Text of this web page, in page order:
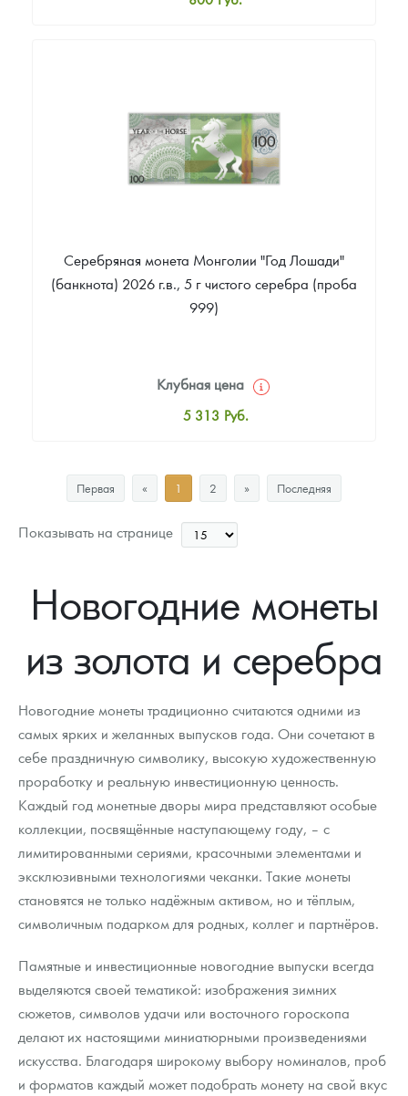
Звоните
Серебряная монета Монголии "Год Лошади"
(банкнота) 2026 г.в., 5 г чистого серебра (проба
999)
Клубная цена
5 313 Руб.
5 756 Руб.
Цена выкупа
Звоните
Первая « 1 2 » Последняя
Показывать на странице
Новогодние монеты
из золота и серебра
Новогодние монеты традиционно считаются одними из
самых ярких и желанных выпусков года. Они сочетают в
себе праздничную символику, высокую художественную
проработку и реальную инвестиционную ценность.
Каждый год монетные дворы мира представляют особые
коллекции, посвящённые наступающему году, – с
лимитированными сериями, красочными элементами и
эксклюзивными технологиями чеканки. Такие монеты
становятся не только надёжным активом, но и тёплым,
символичным подарком для родных, коллег и партнёров.
Памятные и инвестиционные новогодние выпуски всегда
выделяются своей тематикой: изображения зимних
сюжетов, символов удачи или восточного гороскопа
делают их настоящими миниатюрными произведениями
искусства. Благодаря широкому выбору номиналов, проб
и форматов каждый может подобрать монету на свой вкус